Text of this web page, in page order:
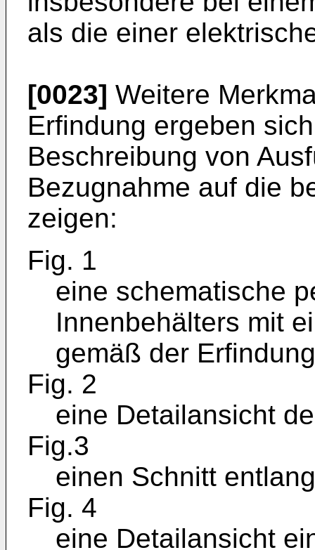
als die einer
[0023] Weitere
Erfindung ergeben
Beschreibung von
Bezugnahme auf die
zeigen:
Fig. 1
eine schematische
Innenbehälters mit
gemäß der
Fig. 2
eine Detailansicht
Fig.3
einen Schnitt
Fig. 4
eine Detailansicht